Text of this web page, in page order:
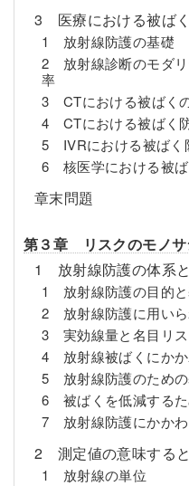
3 医療における被ばく
1 放射線防護の基礎
2 放射線診断のモダ
率
3 CTにおける被ばく
4 CTにおける被ばく
5 IVRにおける被ばく
6 核医学における被
章末問題
第３章 リスクのモノサ
1 放射線防護の体系
1 放射線防護の目的
2 放射線防護に用い
3 実効線量と名目リス
4 放射線被ばくにか
5 放射線防護のため
6 被ばくを低減する
7 放射線防護にかか
2 測定値の意味する
1 放射線の単位